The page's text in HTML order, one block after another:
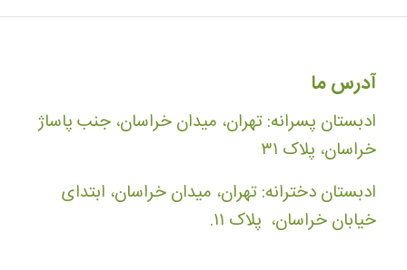
آدرس ما
ادبستان پسرانه: تهران، میدان خراسان، جنب پاساژ
خراسان، پلاک ۳۱
ادبستان دخترانه: تهران، میدان خراسان، ابتدای
خیابان خراسان، پلاک ۱۱.